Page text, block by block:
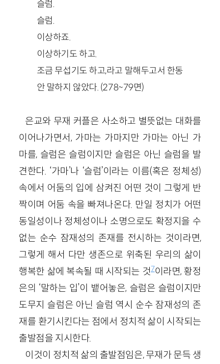
슬럼.
슬럼.
이상하죠.
이상하기도 하고.
조금 무섭기도 하고,라고 말해두고서 한동
안 말하지 않았다. (278~79면)
은교와 무재 커플은 사소하고 별뜻없는 대화를
이어나가면서, 가마는 가마지만 가마는 아닌 가
마를, 슬럼은 슬럼이지만 슬럼은 아닌 슬럼을 발
견한다. ‘가마’나 ‘슬럼’이라는 이름(혹은 정체성)
속에서 어둠의 입에 삼켜진 어떤 것이 그렇게 반
짝이며 어둠 속을 빠져나온다. 만일 정치가 어떤
동일성이나 정체성이나 소명으로도 확정지을 수
없는 순수 잠재성의 존재를 전시하는 것이라면,
그렇게 해서 다만 생존으로 위축된 우리의 삶이
행복한 삶에 복속될 때 시작되는 것7이라면, 황정
은의 ‘말하는 입’이 뱉어놓은, 슬럼은 슬럼이지만
도무지 슬럼은 아닌 슬럼 역시 순수 잠재성의 존
재를 환기시킨다는 점에서 정치적 삶이 시작되는
출발점을 지시한다.
이것이 정치적 삶의 출발점임은, 무재가 문득 생